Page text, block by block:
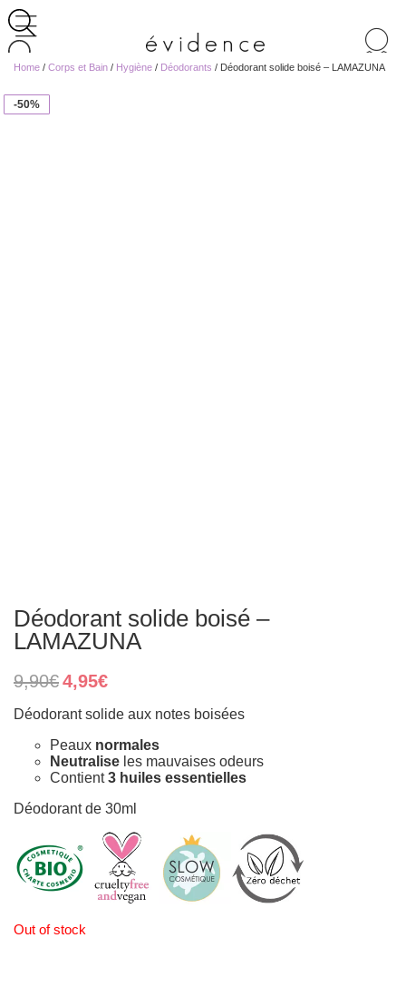
de
Home / Corps et Bain / Hygiène / Déodorants / Déodorant solide boisé – LAMAZUNA
-50%
Déodorant solide boisé –
LAMAZUNA
9,90€ Original
price
was:
4,95€Current
is:
Déodorant solide aux notes boisées
Peaux normales
Neutralise les mauvaises odeurs
Contient3 huiles essentielles
Déodorant de 30ml
Out of stock